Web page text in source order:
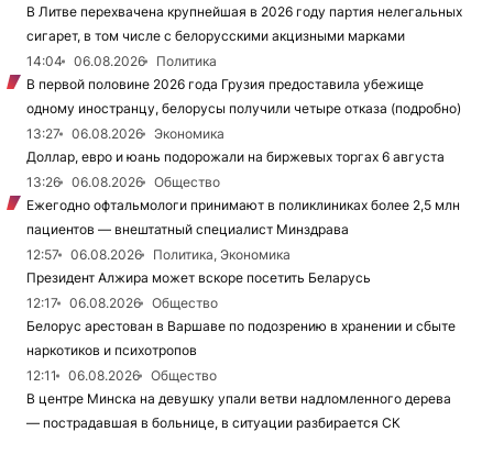
В Литве перехвачена крупнейшая в 2026 году партия нелегальных
сигарет, в том числе с белорусскими акцизными марками
14:04
06.08.2026
Политика
В первой половине 2026 года Грузия предоставила убежище
одному иностранцу, белорусы получили четыре отказа (подробно)
13:27
06.08.2026
Экономика
Доллар, евро и юань подорожали на биржевых торгах 6 августа
13:26
06.08.2026
Общество
Ежегодно офтальмологи принимают в поликлиниках более 2,5 млн
пациентов — внештатный специалист Минздрава
12:57
06.08.2026
Политика, Экономика
Президент Алжира может вскоре посетить Беларусь
12:17
06.08.2026
Общество
Белорус арестован в Варшаве по подозрению в хранении и сбыте
наркотиков и психотропов
12:11
06.08.2026
Общество
В центре Минска на девушку упали ветви надломленного дерева
— пострадавшая в больнице, в ситуации разбирается СК